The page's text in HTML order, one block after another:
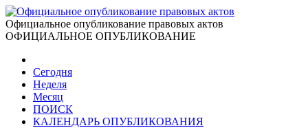
Официальное опубликование правовых актов
ОФИЦИАЛЬНОЕ ОПУБЛИКОВАНИЕ
Сегодня
Неделя
Месяц
ПОИСК
КАЛЕНДАРЬ ОПУБЛИКОВАНИЯ